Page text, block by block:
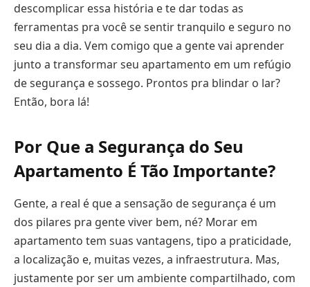
descomplicar essa história e te dar todas as
ferramentas pra você se sentir tranquilo e seguro no
seu dia a dia. Vem comigo que a gente vai aprender
junto a transformar seu apartamento em um refúgio
de segurança e sossego. Prontos pra blindar o lar?
Então, bora lá!
Por Que a Segurança do Seu
Apartamento É Tão Importante?
Gente, a real é que a sensação de segurança é um
dos pilares pra gente viver bem, né? Morar em
apartamento tem suas vantagens, tipo a praticidade,
a localização e, muitas vezes, a infraestrutura. Mas,
justamente por ser um ambiente compartilhado, com